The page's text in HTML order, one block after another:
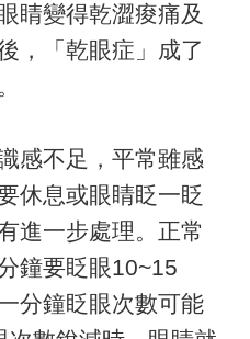
睛變得乾澀痠痛及
，「乾眼症」成了
感不足，平常雖感
休息或眼睛眨一眨
進一步處理。正常
鐘要眨眼10~15
分鐘眨眼次數可能